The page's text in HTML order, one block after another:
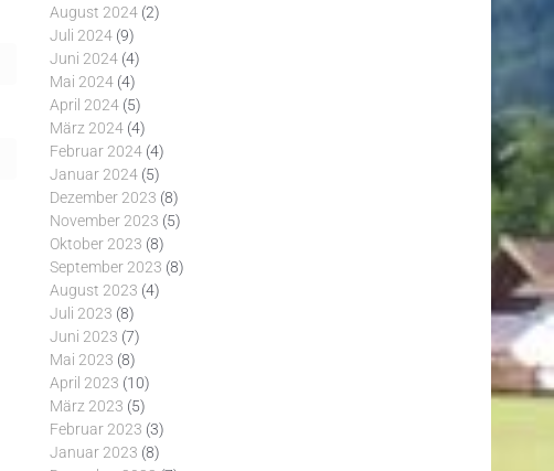
August 2024 (2)
Juli 2024 (9)
Juni 2024 (4)
Mai 2024 (4)
April 2024 (5)
März 2024 (4)
Februar 2024 (4)
Januar 2024 (5)
Dezember 2023 (8)
November 2023 (5)
Oktober 2023 (8)
September 2023 (8)
August 2023 (4)
Juli 2023 (8)
Juni 2023 (7)
Mai 2023 (8)
April 2023 (10)
März 2023 (5)
Februar 2023 (3)
Januar 2023 (8)